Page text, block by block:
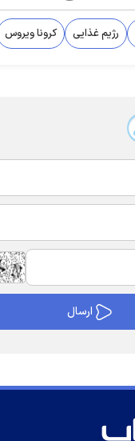
رژیم غذایی کرونا ویروس